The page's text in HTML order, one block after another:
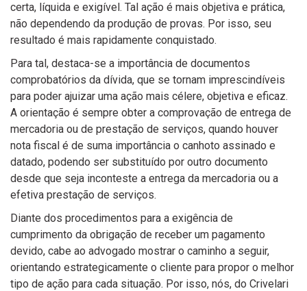
certa, líquida e exigível. Tal ação é mais objetiva e prática,
não dependendo da produção de provas. Por isso, seu
resultado é mais rapidamente conquistado.
Para tal, destaca-se a importância de documentos
comprobatórios da dívida, que se tornam imprescindíveis
para poder ajuizar uma ação mais célere, objetiva e eficaz.
A orientação é sempre obter a comprovação de entrega de
mercadoria ou de prestação de serviços, quando houver
nota fiscal é de suma importância o canhoto assinado e
datado, podendo ser substituído por outro documento
desde que seja inconteste a entrega da mercadoria ou a
efetiva prestação de serviços.
Diante dos procedimentos para a exigência de
cumprimento da obrigação de receber um pagamento
devido, cabe ao advogado mostrar o caminho a seguir,
orientando estrategicamente o cliente para propor o melhor
tipo de ação para cada situação. Por isso, nós, do Crivelari